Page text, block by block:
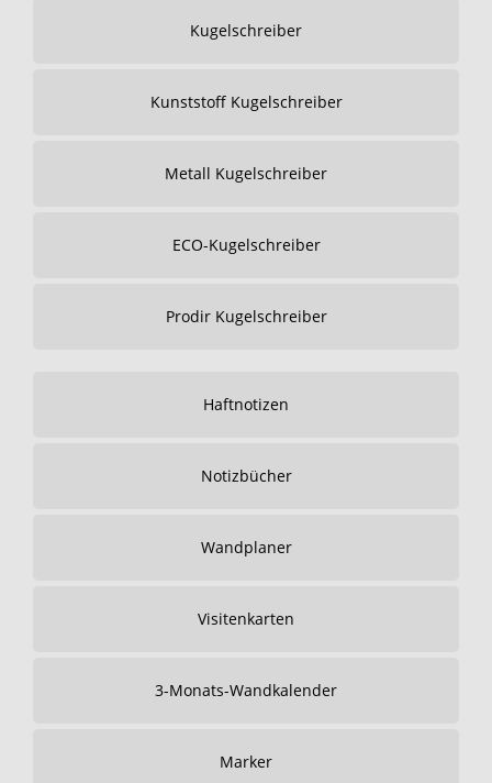
Kugelschreiber
Kunststoff Kugelschreiber
Metall Kugelschreiber
ECO-Kugelschreiber
Prodir Kugelschreiber
Haftnotizen
Notizbücher
Wandplaner
Visitenkarten
3-Monats-Wandkalender
Marker